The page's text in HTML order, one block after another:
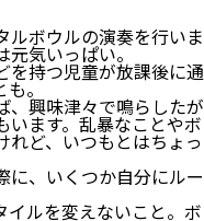
ルボウルの演奏を行いま
気いっぱい。
を持つ児童が放課後に通
。
、興味津々で鳴らしたが
います。乱暴なことやボ
れど、いつもとはちょっ
に、いくつか自分にルー
イルを変えないこと。ボ